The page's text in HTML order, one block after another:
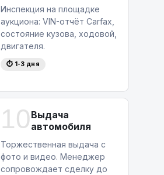
Инспекция на площадке
аукциона: VIN-отчёт Carfax,
состояние кузова, ходовой,
двигателя.
⏱ 1-3 дня
10 Выдача
автомобиля
Торжественная выдача с
фото и видео. Менеджер
сопровождает сделку до